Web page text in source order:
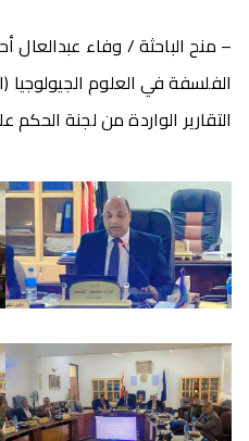
– منح الباحثة / وفاء عبدالعال
الفلسفة في العلوم الجيولوجيا
التقارير الواردة من لجنة الحكم